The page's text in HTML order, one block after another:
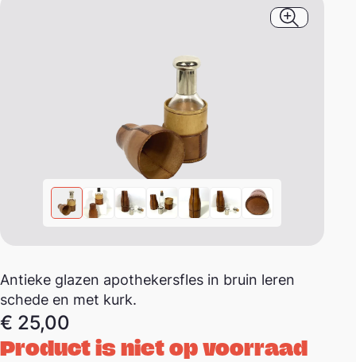
Antieke glazen apothekersfles in bruin leren
schede en met kurk.
€ 25,00
Product is niet op voorraad